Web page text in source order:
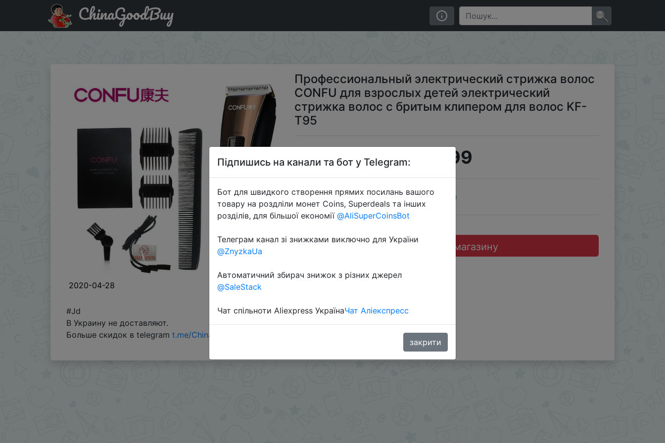
Придбати по знижці Профессиональный электрический стрижка волос CONFU для взрослых детей электрический стрижка волос с бритым клипером для волос KF-
ChinaGoodBuy
2020-04-28
Профессиональный электрический стрижка волос
CONFU для взрослых детей электрический
стрижка волос с бритым клипером для волос KF-
T95
$5.99
Sale
Перейти до магазину
#Jd
В Украину не доставляют.
Больше скидок в telegram t.me/ChinaGoodBuy
Підпишись на канали та бот у Telegram:
Бот для швидкого створення прямих посилань вашого
товару на роздліли монет Coins, Superdeals та інших
розділів, для більшої економії @AliSuperCoinsBot
Телеграм канал зі знижками виключно для України
@ZnyzkaUa
Автоматичний збирач знижок з різних джерел
@SaleStack
Чат спільноти Aliexpress УкраїнаЧат Аліекспресс
закрити